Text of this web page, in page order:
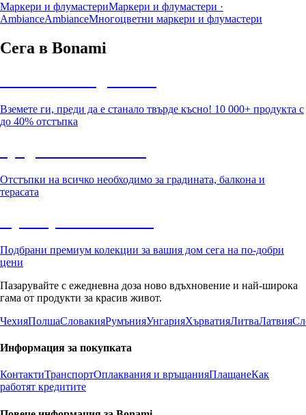
Маркери и флумастериМаркери и флумастери ·
AmbianceAmbianceМногоцветни маркери и флумастери
Сега в Bonami
Вземете ги, преди да е станало твърде късно! 10 000+ продукта с
до 40% отстъпка
Отстъпки на всичко необходимо за градината, балкона и
терасата
Подбрани премиум колекции за вашия дом сега на по-добри
цени
Пазарувайте с ежедневна доза ново вдъхновение и най-широка
гама от продукти за красив живот.
ЧехияПолшаСловакияРумънияУнгарияХърватияЛитваЛатвия
Информация за покупката
КонтактиТранспортОплаквания и връщанияПлащанеКак
работят кредитите